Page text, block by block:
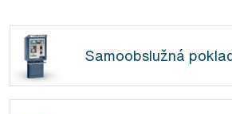
Samoobslužná